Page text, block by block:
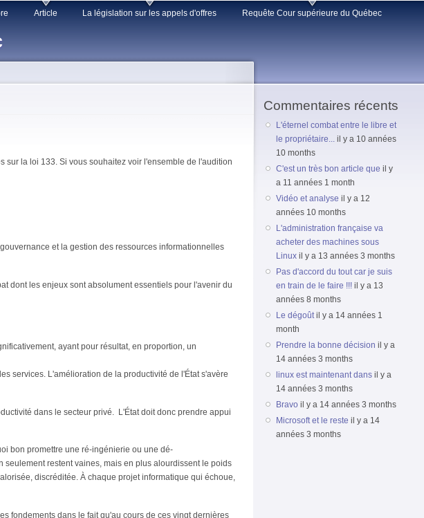
Article La législation sur les appels d'offres Requête Cour supérieure du Québec
sur la loi 133. Si vous souhaitez voir l'ensemble de l'audition
et la gestion des ressources informationnelles
dont les enjeux sont absolument essentiels pour l'avenir du
ayant pour résultat, en proportion, un
services. L'amélioration de la productivité de l'État s'avère
dans le secteur privé. L'État doit donc prendre appui
bon promettre une ré-ingénierie ou une dé-
restent vaines, mais en plus alourdissent le poids
discréditée. À chaque projet informatique qui échoue,
fondements dans le fait qu'au cours de ces vingt dernières
Commentaires récents
L'éternel combat entre le libre et
le propriétaire... il y a 10 années
10 months
C'est un très bon article que il y
a 11 années 1 month
Vidéo et analyse il y a 12
années 10 months
L'administration française va
acheter des machines sous
Linux il y a 13 années 3 months
Pas d'accord du tout car je suis
en train de le faire !!! il y a 13
années 8 months
Le dégoût il y a 14 années 1
month
Prendre la bonne décision il y a
14 années 3 months
linux est maintenant dans il y a
14 années 3 months
Bravo il y a 14 années 3 months
Microsoft et le reste il y a 14
années 3 months